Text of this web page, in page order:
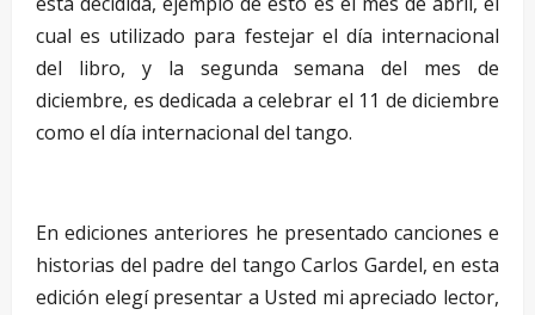
cual es utilizado para festejar el día internacional
del libro, y la segunda semana del mes de
diciembre, es dedicada a celebrar el 11 de diciembre
como el día internacional del tango.
En ediciones anteriores he presentado canciones e
historias del padre del tango Carlos Gardel, en esta
edición elegí presentar a Usted mi apreciado lector,